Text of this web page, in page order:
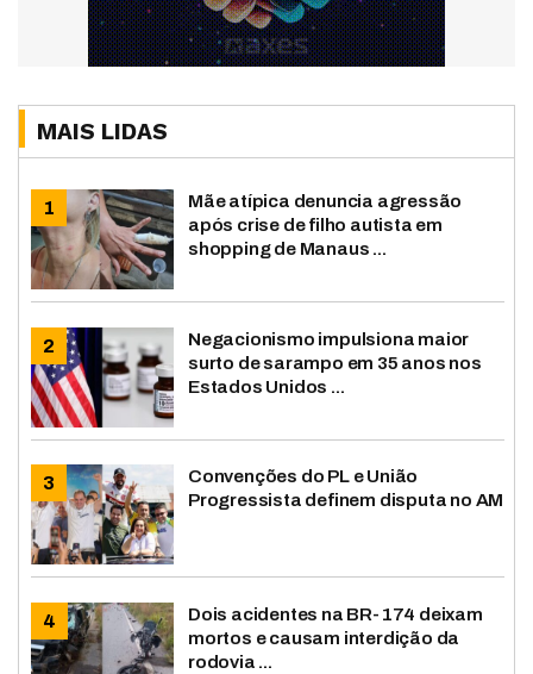
MAIS LIDAS
Mãe atípica denuncia agressão
após crise de filho autista em
shopping de Manaus ...
Negacionismo impulsiona maior
surto de sarampo em 35 anos nos
Estados Unidos ...
Convenções do PL e União
Progressista definem disputa no AM
Dois acidentes na BR-174 deixam
mortos e causam interdição da
rodovia ...